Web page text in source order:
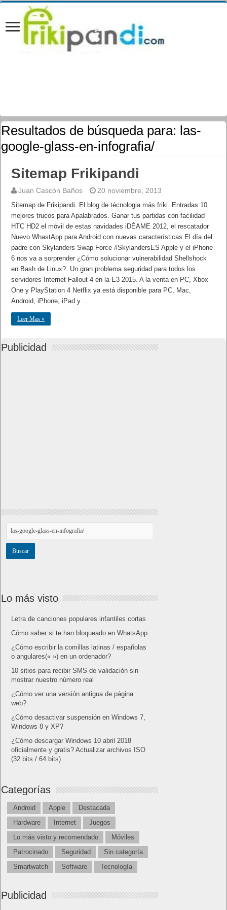
Resultados de búsqueda para: las-
google-glass-en-infografia/
Sitemap Frikipandi
Juan Cascón Baños 20 noviembre, 2013
Sitemap de Frikipandi. El blog de técnologia más friki. Entradas 10
mejores trucos para Apalabrados. Ganar tus partidas con facilidad
HTC HD2 el móvil de estas navidades iDÉAME 2012, el rescatador
Nuevo WhastApp para Android con nuevas características El día del
padre con Skylanders Swap Force #SkylandersES Apple y el iPhone
6 nos va a sorprender ¿Cómo solucionar vulnerabilidad Shellshock
en Bash de Linux?. Un gran problema seguridad para todos los
servidores Internet Fallout 4 en la E3 2015. A la venta en PC, Xbox
One y PlayStation 4 Netflix ya está disponible para PC, Mac,
Android, iPhone, iPad y …
Leer Mas »
Publicidad
Lo más visto
Letra de canciones populares infantiles cortas
Cómo saber si te han bloqueado en WhatsApp
¿Cómo escribir la comillas latinas / españolas
o angulares(« ») en un ordenador?
10 sitios para recibir SMS de validación sin
mostrar nuestro número real
¿Cómo ver una versión antigua de página
web?
¿Cómo desactivar suspensión en Windows 7,
Windows 8 y XP?
¿Cómo descargar Windows 10 abril 2018
oficialmente y gratis? Actualizar archivos ISO
(32 bits / 64 bits)
Categorías
Android Apple
Destacada
Hardware
Internet
Juegos
Lo más visto y recomendado
Móviles
Patrocinado
Seguridad
Sin categoría
Smartwatch
Software Tecnología
Publicidad